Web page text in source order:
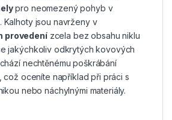
pro neomezený pohyb v
Kalhoty jsou navrženy v
provedenízcela bez obsahu niklu
jakýchkoliv odkrytých kovových
nechtěnému poškrábání
což oceníte například při práci s
nebo náchylnými materiály.